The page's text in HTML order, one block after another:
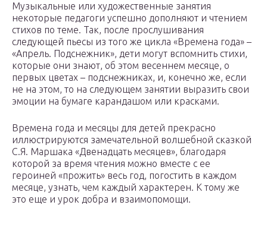
Музыкальные или художественные занятия
некоторые педагоги успешно дополняют и чтением
стихов по теме. Так, после прослушивания
следующей пьесы из того же цикла «Времена года» –
«Апрель. Подснежник», дети могут вспомнить стихи,
которые они знают, об этом весеннем месяце, о
первых цветах – подснежниках, и, конечно же, если
не на этом, то на следующем занятии выразить свои
эмоции на бумаге карандашом или красками.
Времена года и месяцы для детей прекрасно
иллюстрируются замечательной волшебной сказкой
С.Я. Маршака «Двенадцать месяцев», благодаря
которой за время чтения можно вместе с ее
героиней «прожить» весь год, погостить в каждом
месяце, узнать, чем каждый характерен. К тому же
это еще и урок добра и взаимопомощи.